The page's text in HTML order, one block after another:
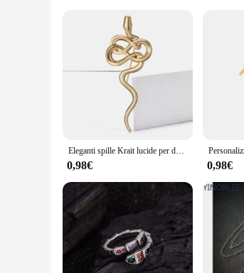
Parts and Accessories: Comes with
**Elegant Craftsmanship and Timeless
The SERPENTE IN LABRADORITE
meticulously handcrafted, showcasing
serpent, a powerful and ancient symbol
**Versatile Adornment for Every
Whether you're looking to elevate your
customizable set options allow you to
individuality and a conversation starter.
**A Unique Gift for the Discerning
appreciate the finer things in life. The
piece of art that can be worn and
Eleganti spille Krait lucide per donna Spille da bavero con serpente animale unisex Spille per eventi Zaino per feste Decorazione Accessori per vestiti
0,98€ 0,98€